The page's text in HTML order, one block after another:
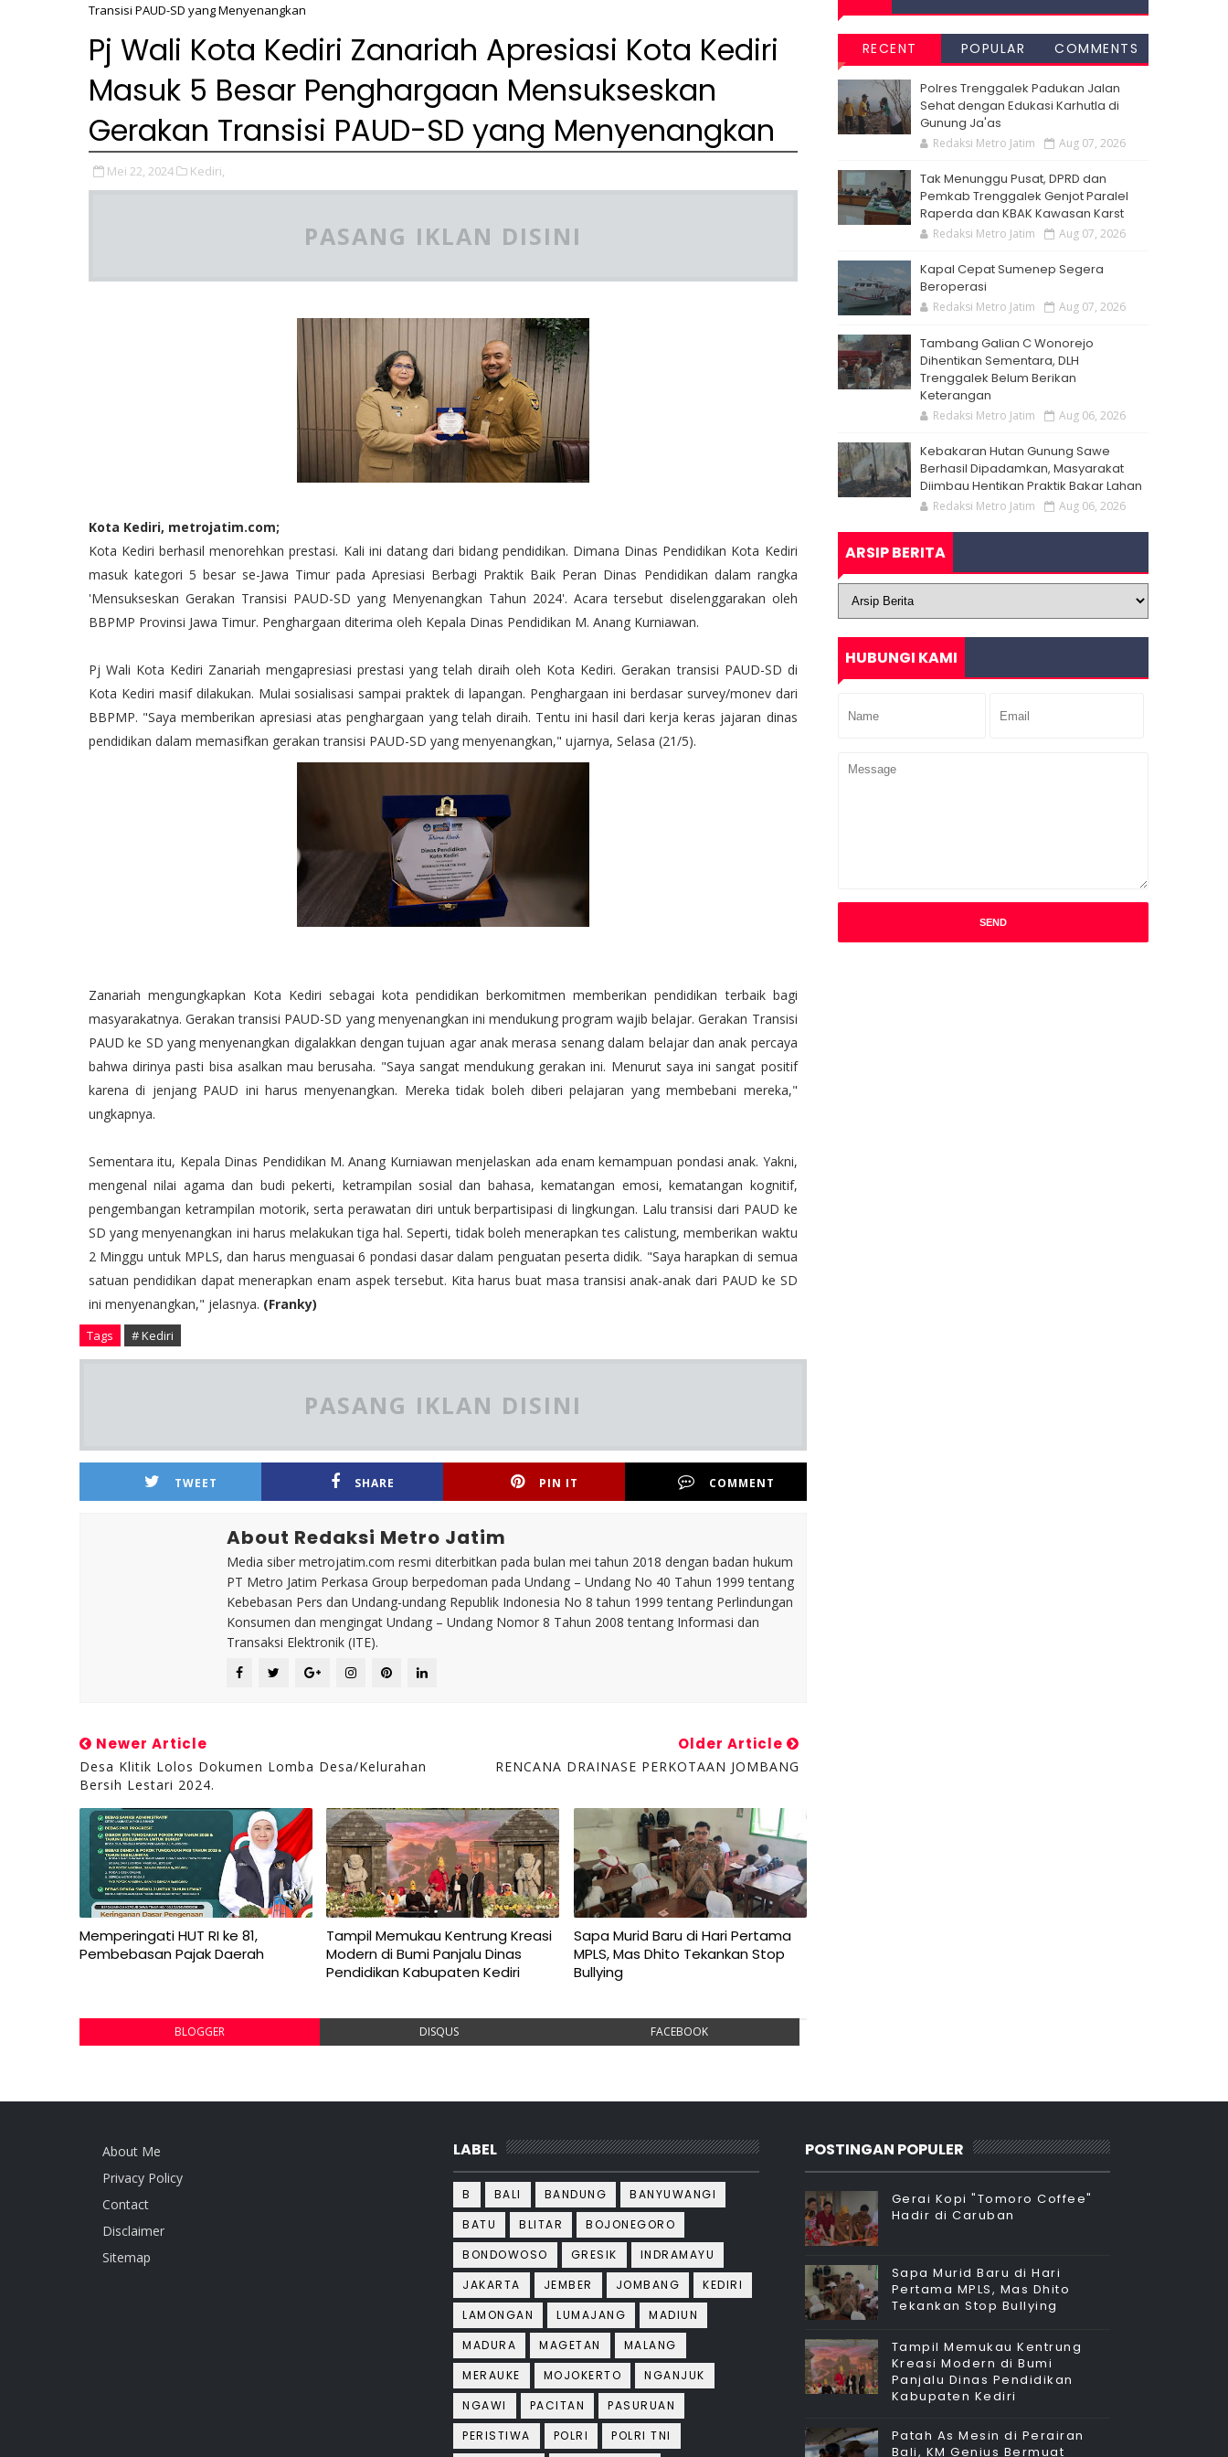
Transisi PAUD-SD yang Menyenangkan
Pj Wali Kota Kediri Zanariah Apresiasi Kota Kediri
Masuk 5 Besar Penghargaan Mensukseskan
Gerakan Transisi PAUD-SD yang Menyenangkan
Mei 22, 2024 Kediri,
PASANG IKLAN DISINI
Kota Kediri, metrojatim.com;
Kota Kediri berhasil menorehkan prestasi. Kali ini datang dari bidang pendidikan. Dimana Dinas Pendidikan Kota Kediri
masuk kategori 5 besar se-Jawa Timur pada Apresiasi Berbagi Praktik Baik Peran Dinas Pendidikan dalam rangka
'Mensukseskan Gerakan Transisi PAUD-SD yang Menyenangkan Tahun 2024'. Acara tersebut diselenggarakan oleh
BBPMP Provinsi Jawa Timur. Penghargaan diterima oleh Kepala Dinas Pendidikan M. Anang Kurniawan.
Pj Wali Kota Kediri Zanariah mengapresiasi prestasi yang telah diraih oleh Kota Kediri. Gerakan transisi PAUD-SD di
Kota Kediri masif dilakukan. Mulai sosialisasi sampai praktek di lapangan. Penghargaan ini berdasar survey/monev dari
BBPMP. "Saya memberikan apresiasi atas penghargaan yang telah diraih. Tentu ini hasil dari kerja keras jajaran dinas
pendidikan dalam memasifkan gerakan transisi PAUD-SD yang menyenangkan," ujarnya, Selasa (21/5).
Zanariah mengungkapkan Kota Kediri sebagai kota pendidikan berkomitmen memberikan pendidikan terbaik bagi
masyarakatnya. Gerakan transisi PAUD-SD yang menyenangkan ini mendukung program wajib belajar. Gerakan Transisi
PAUD ke SD yang menyenangkan digalakkan dengan tujuan agar anak merasa senang dalam belajar dan anak percaya
bahwa dirinya pasti bisa asalkan mau berusaha. "Saya sangat mendukung gerakan ini. Menurut saya ini sangat positif
karena di jenjang PAUD ini harus menyenangkan. Mereka tidak boleh diberi pelajaran yang membebani mereka,"
ungkapnya.
Sementara itu, Kepala Dinas Pendidikan M. Anang Kurniawan menjelaskan ada enam kemampuan pondasi anak. Yakni,
mengenal nilai agama dan budi pekerti, ketrampilan sosial dan bahasa, kematangan emosi, kematangan kognitif,
pengembangan ketrampilan motorik, serta perawatan diri untuk berpartisipasi di lingkungan. Lalu transisi dari PAUD ke
SD yang menyenangkan ini harus melakukan tiga hal. Seperti, tidak boleh menerapkan tes calistung, memberikan waktu
2 Minggu untuk MPLS, dan harus menguasai 6 pondasi dasar dalam penguatan peserta didik. "Saya harapkan di semua
satuan pendidikan dapat menerapkan enam aspek tersebut. Kita harus buat masa transisi anak-anak dari PAUD ke SD
ini menyenangkan," jelasnya. (Franky)
Tags # Kediri
PASANG IKLAN DISINI
TWEET SHARE PIN IT COMMENT
About Redaksi Metro Jatim
Media siber metrojatim.com resmi diterbitkan pada bulan mei tahun 2018 dengan badan hukum
PT Metro Jatim Perkasa Group berpedoman pada Undang – Undang No 40 Tahun 1999 tentang
Kebebasan Pers dan Undang-undang Republik Indonesia No 8 tahun 1999 tentang Perlindungan
Konsumen dan mengingat Undang – Undang Nomor 8 Tahun 2008 tentang Informasi dan
Transaksi Elektronik (ITE).
Newer Article
Desa Klitik Lolos Dokumen Lomba Desa/Kelurahan
Bersih Lestari 2024.
Older Article
RENCANA DRAINASE PERKOTAAN JOMBANG
Memperingati HUT RI ke 81,
Pembebasan Pajak Daerah
Tampil Memukau Kentrung Kreasi
Modern di Bumi Panjalu Dinas
Pendidikan Kabupaten Kediri
Sapa Murid Baru di Hari Pertama
MPLS, Mas Dhito Tekankan Stop
Bullying
BLOGGER DISQUS FACEBOOK
RECENT POPULAR COMMENTS
Polres Trenggalek Padukan Jalan
Sehat dengan Edukasi Karhutla di
Gunung Ja'as
Redaksi Metro Jatim Aug 07, 2026
Tak Menunggu Pusat, DPRD dan
Pemkab Trenggalek Genjot Paralel
Raperda dan KBAK Kawasan Karst
Redaksi Metro Jatim Aug 07, 2026
Kapal Cepat Sumenep Segera
Beroperasi
Redaksi Metro Jatim Aug 07, 2026
Tambang Galian C Wonorejo
Dihentikan Sementara, DLH
Trenggalek Belum Berikan
Keterangan
Redaksi Metro Jatim Aug 06, 2026
Kebakaran Hutan Gunung Sawe
Berhasil Dipadamkan, Masyarakat
Diimbau Hentikan Praktik Bakar Lahan
Redaksi Metro Jatim Aug 06, 2026
ARSIP BERITA
HUBUNGI KAMI
About Me
Privacy Policy
Contact
Disclaimer
Sitemap
LABEL
B BALI BANDUNG
BANYUWANGI
BATU
BLITAR
BOJONEGORO
BONDOWOSO
GRESIK
INDRAMAYU
JAKARTA
JEMBER JOMBANG
KEDIRI
LAMONGAN
LUMAJANG
MADIUN
MADURA
MAGETAN
MALANG
MERAUKE
MOJOKERTO
NGANJUK
NGAWI
PACITAN
PASURUAN
PERISTIWA
POLRI POLRI TNI
POSTINGAN POPULER
Gerai Kopi "Tomoro Coffee"
Hadir di Caruban
Sapa Murid Baru di Hari
Pertama MPLS, Mas Dhito
Tekankan Stop Bullying
Tampil Memukau Kentrung
Kreasi Modern di Bumi
Panjalu Dinas Pendidikan
Kabupaten Kediri
Patah As Mesin di Perairan
Bali, KM Genius Bermuat